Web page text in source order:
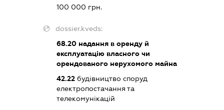
100 000 грн.
dossier.kveds:
68.20надання в оренду й
експлуатацію власного чи
орендованого нерухомого майна
42.22будівництво споруд
електропостачання та
телекомунікацій